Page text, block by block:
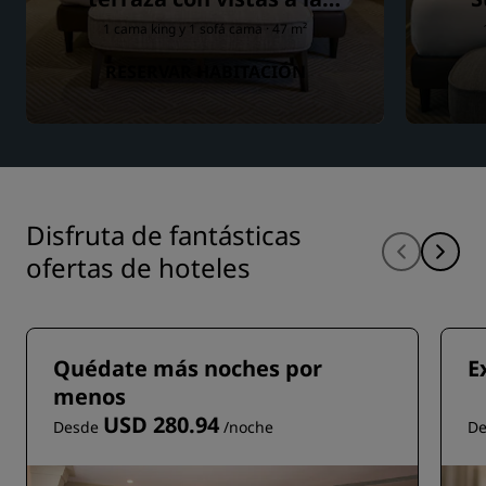
ciudad
1 cama king y 1 sofá cama · 47 m²
RESERVAR HABITACIÓN
Disfruta de fantásticas
ofertas de hoteles
Quédate más noches por
menos
Desde USD 280.94 /noche